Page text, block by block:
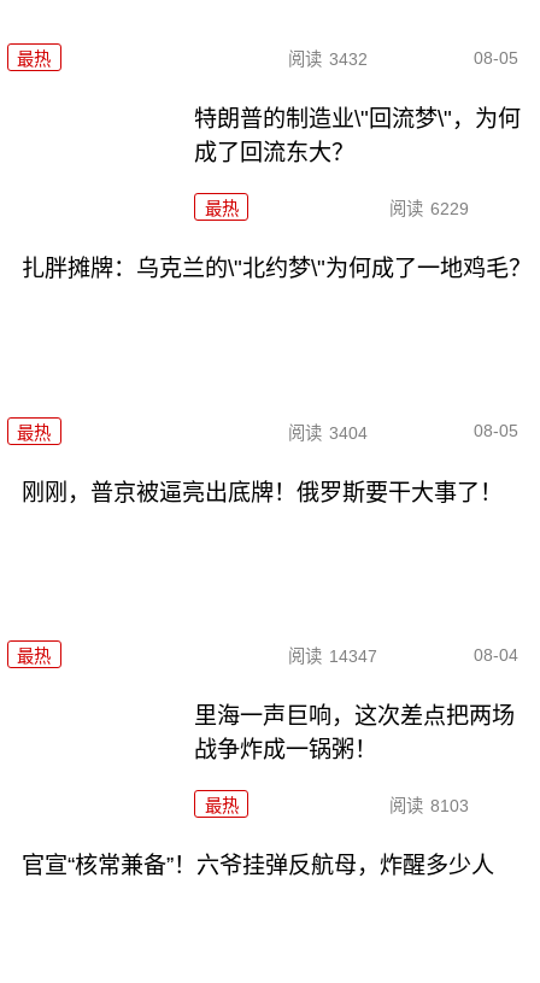
最热 阅读 3432 08-05
特朗普的制造业\"回流梦\"，为何
成了回流东大？
最热 阅读 6229
扎胖摊牌：乌克兰的\"北约梦\"为何成了一地鸡毛？
最热 阅读 3404 08-05
刚刚，普京被逼亮出底牌！俄罗斯要干大事了！
最热 阅读 14347 08-04
里海一声巨响，这次差点把两场
战争炸成一锅粥！
最热 阅读 8103
官宣“核常兼备”！六爷挂弹反航母，炸醒多少人